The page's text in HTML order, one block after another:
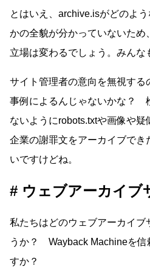
とはいえ、archive.isがどのよ
かの全貌が分かっていないため
立場は変わるでしょう。みんな
サイト管理者の意向を無視す
事例によるんじゃないかな？
ないようにrobots.txtや画像や
企業の謝罪文をアーカイブでき
いですけどね。
ウェブアーカイブ
私たちはどのウェブアーカイブ
うか？ Wayback Machineを信
すか？